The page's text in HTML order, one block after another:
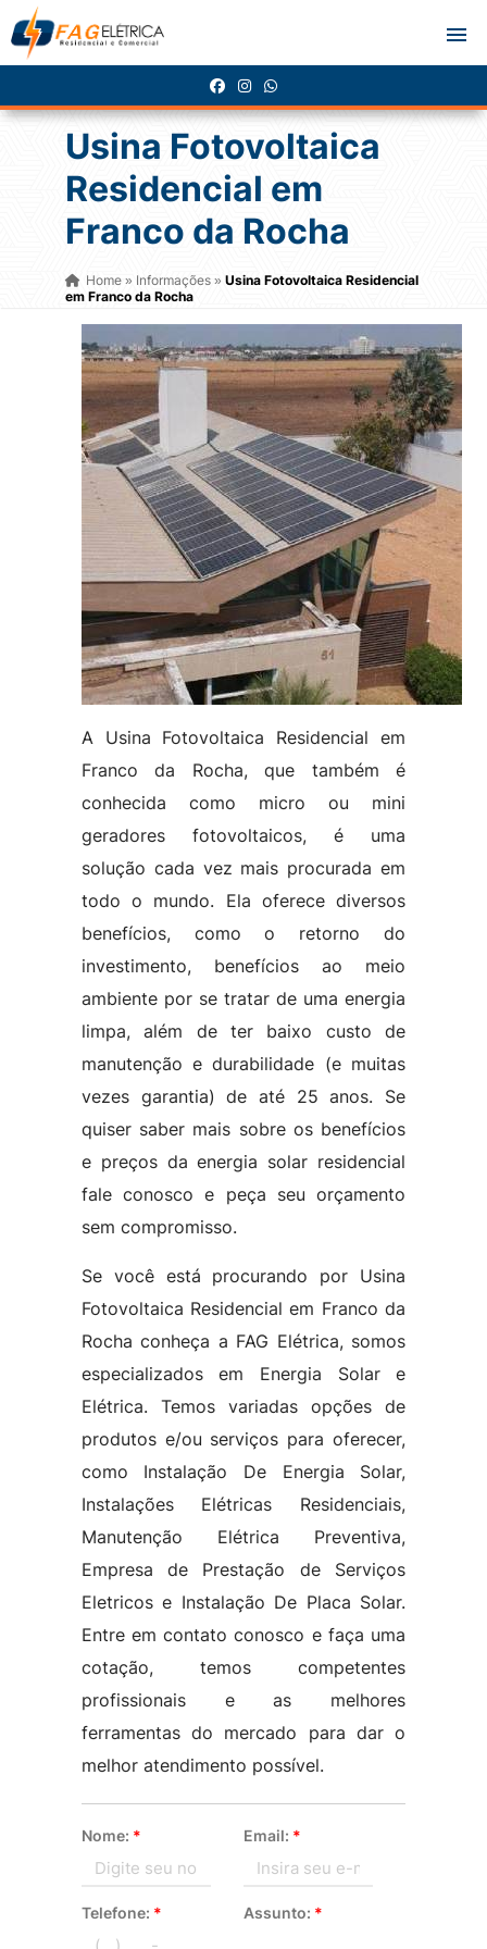
Usina Fotovoltaica
Residencial em
Franco da Rocha
Home» Informações » Usina Fotovoltaica Residencial
em Franco da Rocha
A Usina Fotovoltaica Residencial em
Franco da Rocha, que também é
conhecida como micro ou mini
geradores fotovoltaicos, é uma
solução cada vez mais procurada em
todo o mundo. Ela oferece diversos
benefícios, como o retorno do
investimento, benefícios ao meio
ambiente por se tratar de uma energia
limpa, além de ter baixo custo de
manutenção e durabilidade (e muitas
vezes garantia) de até 25 anos. Se
quiser saber mais sobre os benefícios
e preços da energia solar residencial
fale conosco e peça seu orçamento
sem compromisso.
Se você está procurando por Usina
Fotovoltaica Residencial em Franco da
Rocha conheça a FAG Elétrica, somos
especializados em Energia Solar e
Elétrica. Temos variadas opções de
produtos e/ou serviços para oferecer,
como Instalação De Energia Solar,
Instalações Elétricas Residenciais,
Manutenção Elétrica Preventiva,
Empresa de Prestação de Serviços
Eletricos e Instalação De Placa Solar.
Entre em contato conosco e faça uma
cotação, temos competentes
profissionais e as melhores
ferramentas do mercado para dar o
melhor atendimento possível.
Nome: * Email: *
Telefone: * Assunto: *